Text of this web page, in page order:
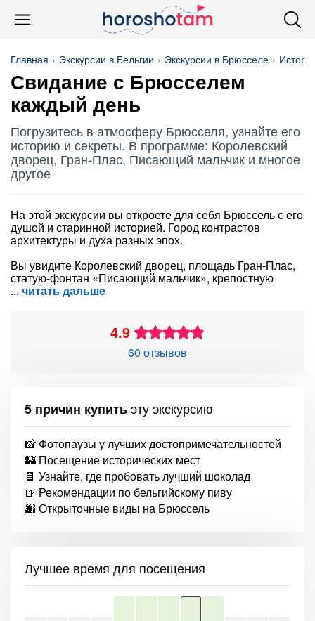
Главная Экскурсии в Бельгии Экскурсии в Брюсселе
Свидание с Брюсселем
каждый день
Погрузитесь в атмосферу Брюсселя, узнайте его
историю и секреты. В программе: Королевский
дворец, Гран-Плас, Писающий мальчик и многое
другое
На этой экскурсии вы откроете для себя Брюссель с его
душой и старинной историей. Город контрастов
архитектуры и духа разных эпох.
Вы увидите Королевский дворец, площадь Гран-Плас,
статую-фонтан «Писающий мальчик», крепостную
читать дальше
4.9
60 отзывов
5 причин купитьэту экскурсию
📸 Фотопаузы у лучших достопримечательностей
🏰 Посещение исторических мест
🍫 Узнайте, где пробовать лучший шоколад
🍺 Рекомендации по бельгийскому пиву
🌆 Открыточные виды на Брюссель
Лучшее время для посещения